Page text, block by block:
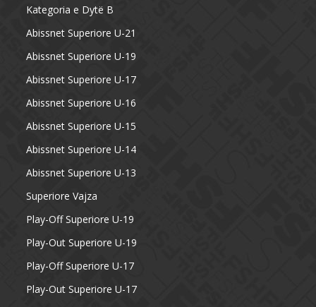
Kategoria e Dytë B
Abissnet Superiore U-21
Abissnet Superiore U-19
Abissnet Superiore U-17
Abissnet Superiore U-16
Abissnet Superiore U-15
Abissnet Superiore U-14
Abissnet Superiore U-13
Superiore Vajza
Play-Off Superiore U-19
Play-Out Superiore U-19
Play-Off Superiore U-17
Play-Out Superiore U-17